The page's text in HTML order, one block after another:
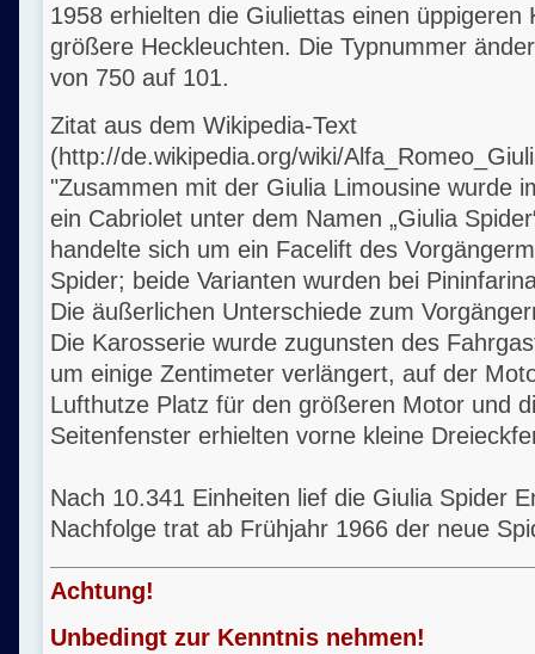
1958 erhielten die Giuliettas einen üppigeren
größere Heckleuchten. Die Typnummer
von 750 auf 101.
Zitat aus dem Wikipedia-Text
(http://de.wikipedia.org/wiki/
"Zusammen mit der Giulia Limousine wurde
ein Cabriolet unter dem Namen „Giulia
handelte sich um ein Facelift des
Spider; beide Varianten wurden bei
Die äußerlichen Unterschiede zum
Die Karosserie wurde zugunsten des
um einige Zentimeter verlängert, auf der
Lufthutze Platz für den größeren Motor und
Seitenfenster erhielten vorne kleine
Nach 10.341 Einheiten lief die Giulia Spider
Nachfolge trat ab Frühjahr 1966 der neue
Achtung!
Unbedingt zur Kenntnis nehmen!